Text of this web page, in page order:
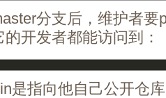
分支后，维护者要
开发者都能访问到：
是指向他自己公开仓